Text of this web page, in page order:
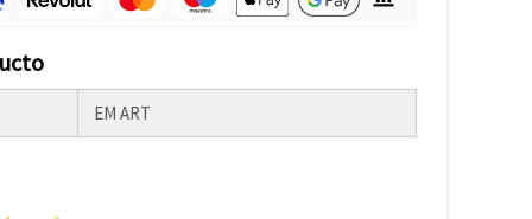
EM ART